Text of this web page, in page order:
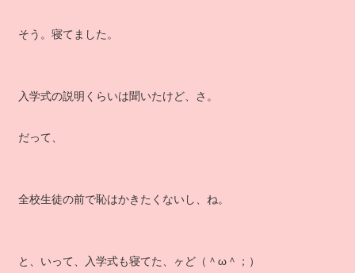
そう。寝てました。
入学式の説明くらいは聞いたけど、さ。
だって、
全校生徒の前で恥はかきたくないし、ね。
と、いって、入学式も寝てた、ヶど（＾ω＾；）